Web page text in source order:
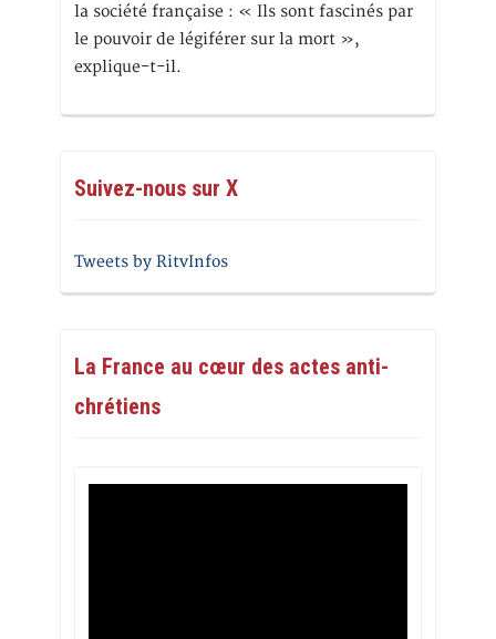
la société française : « Ils sont fascinés par
le pouvoir de légiférer sur la mort »,
explique-t-il.
Suivez-nous sur X
Tweets by RitvInfos
La France au cœur des actes anti-
chrétiens